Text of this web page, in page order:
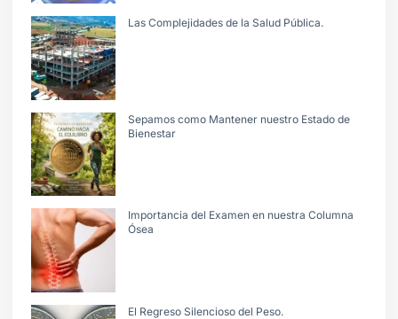
Las Complejidades de la Salud Pública.
Sepamos como Mantener nuestro Estado de
Bienestar
Importancia del Examen en nuestra Columna
Ósea
El Regreso Silencioso del Peso.